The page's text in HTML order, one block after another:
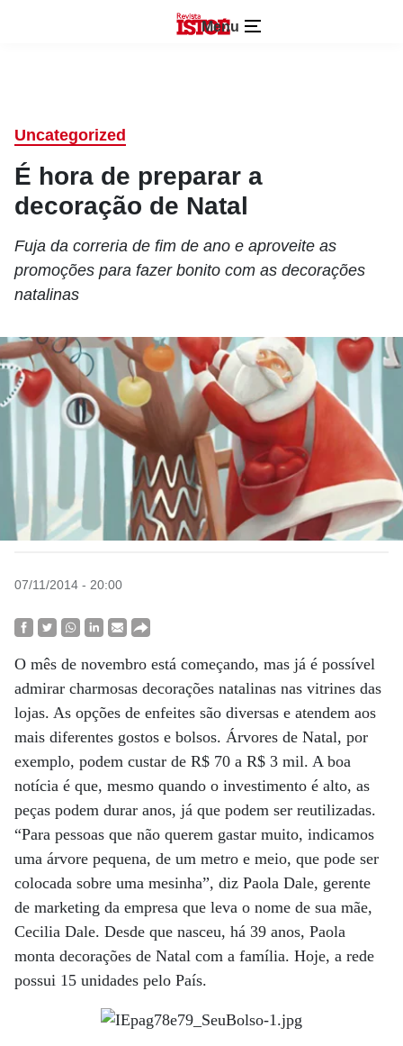
Menu
Uncategorized
É hora de preparar a
decoração de Natal
Fuja da correria de fim de ano e aproveite as
promoções para fazer bonito com as decorações
natalinas
07/11/2014 - 20:00
O mês de novembro está começando, mas já é possível
admirar charmosas decorações natalinas nas vitrines das
lojas. As opções de enfeites são diversas e atendem aos
mais diferentes gostos e bolsos. Árvores de Natal, por
exemplo, podem custar de R$ 70 a R$ 3 mil. A boa
notícia é que, mesmo quando o investimento é alto, as
peças podem durar anos, já que podem ser reutilizadas.
“Para pessoas que não querem gastar muito, indicamos
uma árvore pequena, de um metro e meio, que pode ser
colocada sobre uma mesinha”, diz Paola Dale, gerente
de marketing da empresa que leva o nome de sua mãe,
Cecilia Dale. Desde que nasceu, há 39 anos, Paola
monta decorações de Natal com a família. Hoje, a rede
possui 15 unidades pelo País.